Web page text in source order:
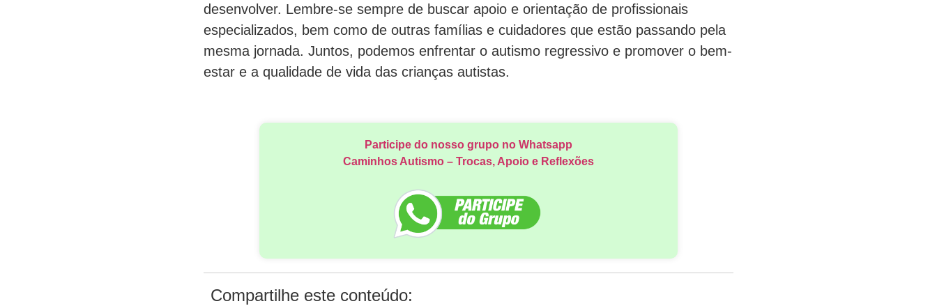
desenvolver. Lembre-se sempre de buscar apoio e orientação de profissionais
especializados, bem como de outras famílias e cuidadores que estão passando pela
mesma jornada. Juntos, podemos enfrentar o autismo regressivo e promover o bem-
estar e a qualidade de vida das crianças autistas.
Participe do nosso grupo no Whatsapp
Caminhos Autismo – Trocas, Apoio e Reflexões
Compartilhe este conteúdo: